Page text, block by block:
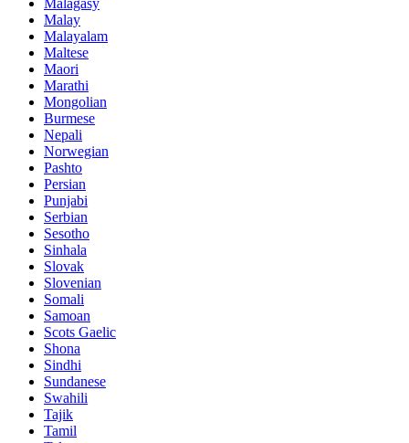
Malagasy
Malay
Malayalam
Maltese
Maori
Marathi
Mongolian
Burmese
Nepali
Norwegian
Pashto
Persian
Punjabi
Serbian
Sesotho
Sinhala
Slovak
Slovenian
Somali
Samoan
Scots Gaelic
Shona
Sindhi
Sundanese
Swahili
Tajik
Tamil